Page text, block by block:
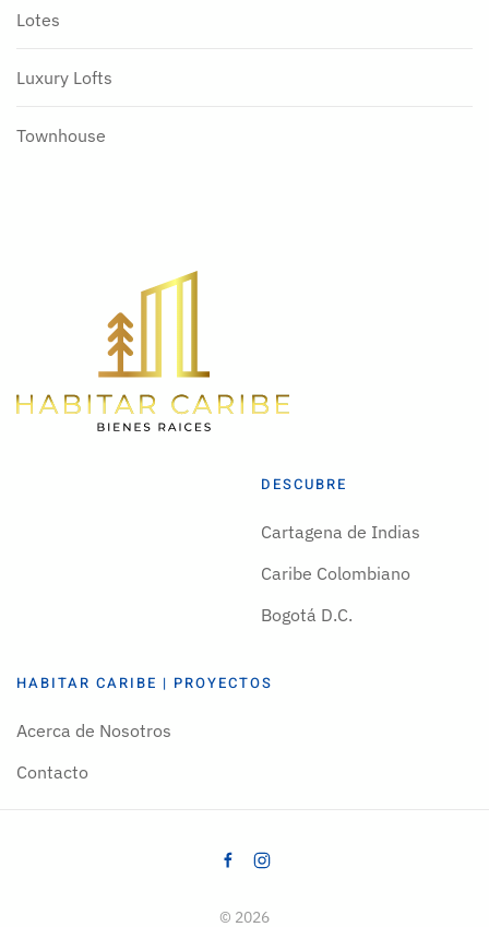
Lotes
Luxury Lofts
Townhouse
DESCUBRE
Cartagena de Indias
Caribe Colombiano
Bogotá D.C.
HABITAR CARIBE | PROYECTOS
Acerca de Nosotros
Contacto
© 2026